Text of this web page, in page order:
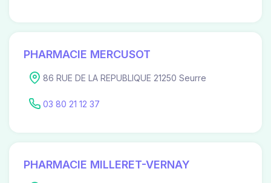
PHARMACIE MERCUSOT
86 RUE DE LA REPUBLIQUE 21250 Seurre
03 80 21 12 37
PHARMACIE MILLERET-VERNAY